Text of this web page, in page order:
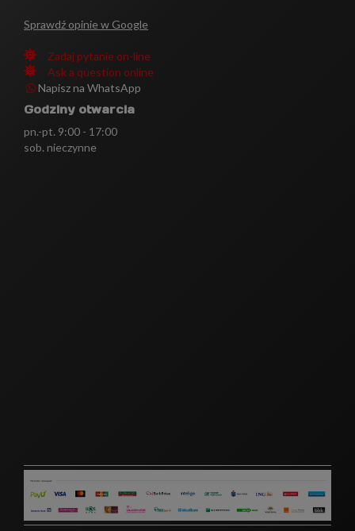
Sprawdź opinie w Google
Zadaj pytanie on-line
Ask a question online
Napisz na WhatsApp
Godziny otwarcia
pn.-pt. 9:00 - 17:00
sob. nieczynne